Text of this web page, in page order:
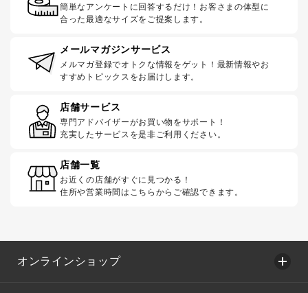
簡単なアンケートに回答するだけ！お客さまの体型に
合った最適なサイズをご提案します。
メールマガジンサービス
メルマガ登録でオトクな情報をゲット！最新情報やお
すすめトピックスをお届けします。
店舗サービス
専門アドバイザーがお買い物をサポート！
充実したサービスを是非ご利用ください。
店舗一覧
お近くの店舗がすぐに見つかる！
住所や営業時間はこちらからご確認できます。
オンラインショップ